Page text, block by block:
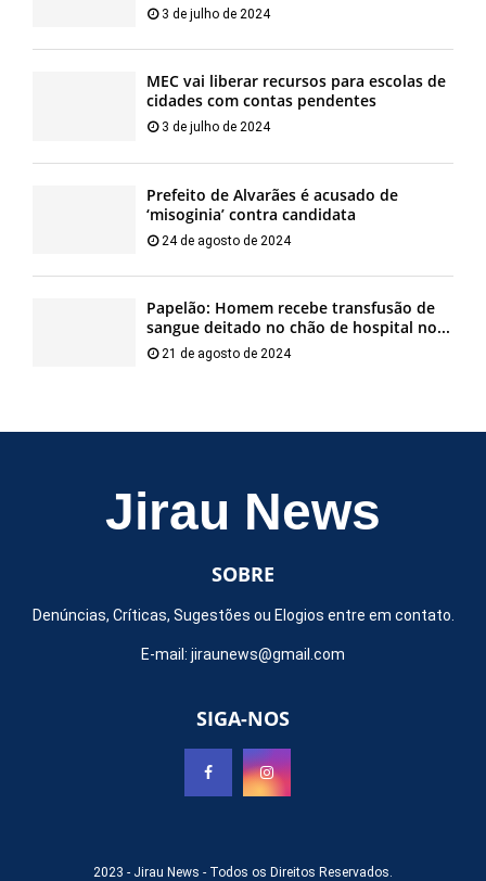
3 de julho de 2024
MEC vai liberar recursos para escolas de
cidades com contas pendentes
3 de julho de 2024
Prefeito de Alvarães é acusado de
‘misoginia’ contra candidata
24 de agosto de 2024
Papelão: Homem recebe transfusão de
sangue deitado no chão de hospital no...
21 de agosto de 2024
Jirau News
SOBRE
Denúncias, Críticas, Sugestões ou Elogios entre em contato.
E-mail: jiraunews@gmail.com
SIGA-NOS
2023 - Jirau News - Todos os Direitos Reservados.